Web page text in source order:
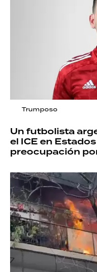
Trumposo
Un futbolista
el ICE en
preocupación